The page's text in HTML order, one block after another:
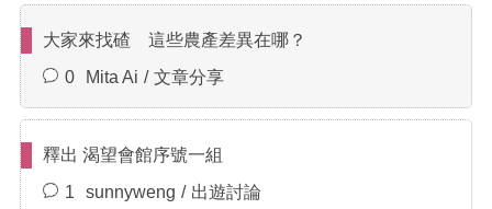
大家來找碴 這些農產差異在哪？
0
Mita Ai 文章分享
釋出 渴望會館序號一組
1
sunnyweng 出遊討論